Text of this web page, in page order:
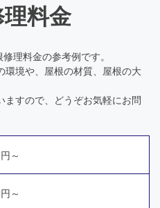
料金
理料金の参考例です。
環境や、屋根の材質、屋根の大
ますので、どうぞお気軽にお問
円～
円～